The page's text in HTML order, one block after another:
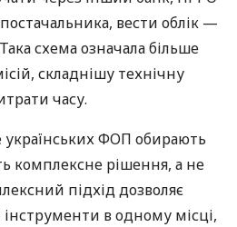
вести облік —
схема означала більше
складнішу технічну
часу.
українських ФОП обирають
комплексне рішення, а не
підхід дозволяє
інструменти в одному місці,